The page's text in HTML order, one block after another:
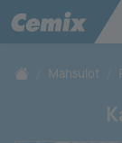
Mahsulot